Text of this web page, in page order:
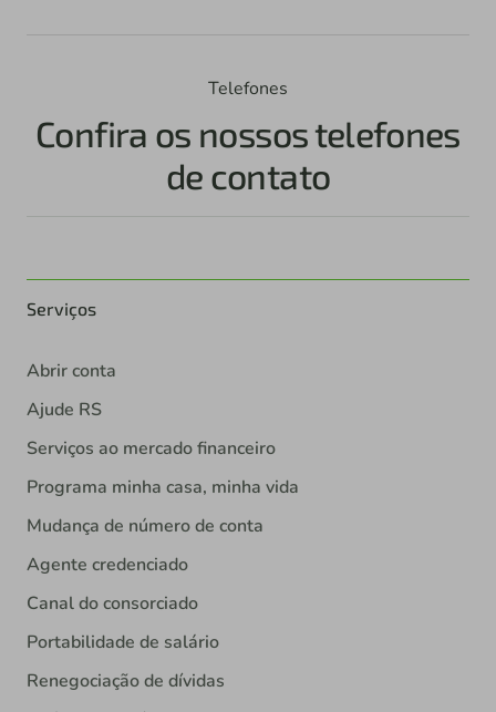
Telefones
Confira os nossos telefones
de contato
Serviços
Abrir conta
Ajude RS
Serviços ao mercado financeiro
Programa minha casa, minha vida
Mudança de número de conta
Agente credenciado
Canal do consorciado
Portabilidade de salário
Renegociação de dívidas